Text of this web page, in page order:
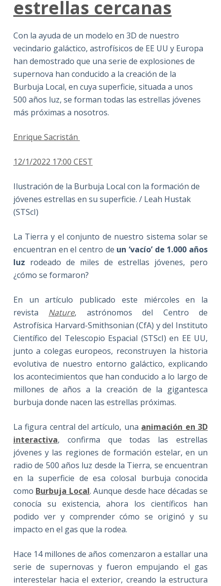
estrellas cercanas
Con la ayuda de un modelo en 3D de nuestro
vecindario galáctico, astrofísicos de EE UU y Europa
han demostrado que una serie de explosiones de
supernova han conducido a la creación de la
Burbuja Local, en cuya superficie, situada a unos
500 años luz, se forman todas las estrellas jóvenes
más próximas a nosotros.
Enrique Sacristán
12/1/2022 17:00 CEST
Ilustración de la Burbuja Local con la formación de
jóvenes estrellas en su superficie. / Leah Hustak
(STScI)
La Tierra y el conjunto de nuestro sistema solar se
encuentran en el centro de un ‘vacío’ de 1.000 años
luz rodeado de miles de estrellas jóvenes, pero
¿cómo se formaron?
En un artículo publicado este miércoles en la
revista Nature, astrónomos del Centro de
Astrofísica Harvard-Smithsonian (CfA) y del Instituto
Científico del Telescopio Espacial (STScI) en EE UU,
junto a colegas europeos, reconstruyen la historia
evolutiva de nuestro entorno galáctico, explicando
los acontecimientos que han conducido a lo largo de
millones de años a la creación de la gigantesca
burbuja donde nacen las estrellas próximas.
La figura central del artículo, una animación en 3D
interactiva, confirma que todas las estrellas
jóvenes y las regiones de formación estelar, en un
radio de 500 años luz desde la Tierra, se encuentran
en la superficie de esa colosal burbuja conocida
como Burbuja Local. Aunque desde hace décadas se
conocía su existencia, ahora los científicos han
podido ver y comprender cómo se originó y su
impacto en el gas que la rodea.
Hace 14 millones de años comenzaron a estallar una
serie de supernovas y fueron empujando el gas
interestelar hacia el exterior, creando la estructura